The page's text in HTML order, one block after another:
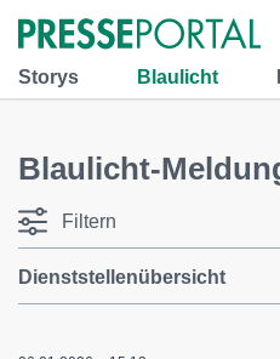
Storys Blaulicht
Blaulicht-
Filtern
Dienststellenübersicht